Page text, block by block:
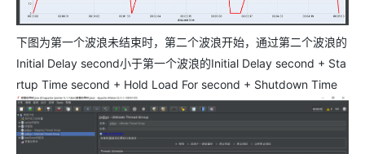
下图为第一个波浪未结束时，第二个波浪开始，通过第二个波浪的
Initial Delay second小于第一个波浪的Initial Delay second + Sta
rtup Time second + Hold Load For second + Shutdown Time